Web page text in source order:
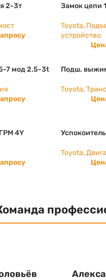
2-3т Замок цепи
Toyota,
устройство
7 мод 2.5-3t Подш.
Toyota,
4Y
Toyota,